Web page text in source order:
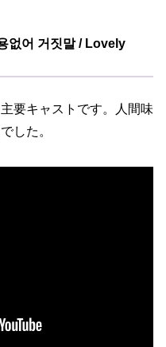
없어 거짓말 / Lovely
要キャストです。人間味
した。